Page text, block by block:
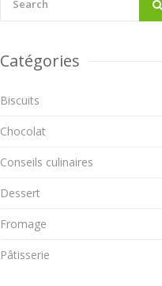
Catégories
Biscuits
Chocolat
Conseils culinaires
Dessert
Fromage
Pâtisserie